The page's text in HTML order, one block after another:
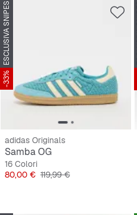
ESCLUSIVA SNIPES
-33%
adidas Originals
Samba OG
16 Colori
Prezzo
80,00 € Prezzo originale
119,99 €